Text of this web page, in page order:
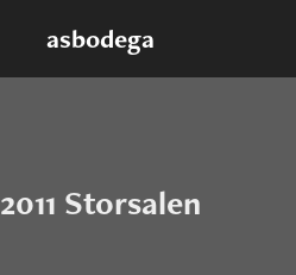
asbodega
2011 Storsalen